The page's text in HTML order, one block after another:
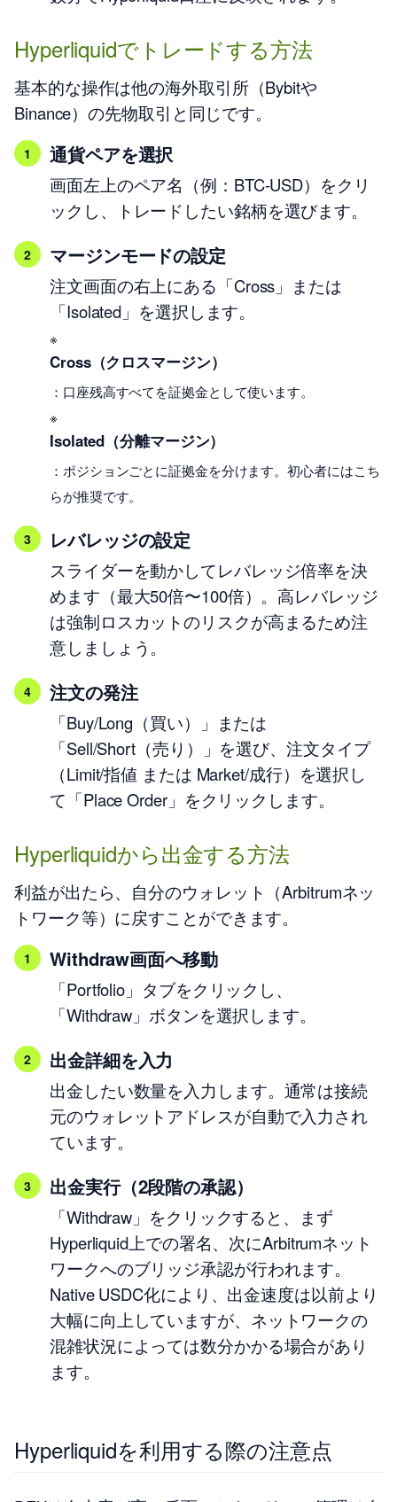
Hyperliquidでトレードする方法
基本的な操作は他の海外取引所（Bybitや
Binance）の先物取引と同じです。
通貨ペアを選択
画面左上のペア名（例：BTC-USD）をクリ
ックし、トレードしたい銘柄を選びます。
マージンモードの設定
注文画面の右上にある「Cross」または
「Isolated」を選択します。
※
Cross（クロスマージン）
：口座残高すべてを証拠金として使います。
※
Isolated（分離マージン）
：ポジションごとに証拠金を分けます。初心者にはこち
らが推奨です。
レバレッジの設定
スライダーを動かしてレバレッジ倍率を決
めます（最大50倍〜100倍）。高レバレッジ
は強制ロスカットのリスクが高まるため注
意しましょう。
注文の発注
「Buy/Long（買い）」または
「Sell/Short（売り）」を選び、注文タイプ
（Limit/指値 または Market/成行）を選択し
て「Place Order」をクリックします。
Hyperliquidから出金する方法
利益が出たら、自分のウォレット（Arbitrumネッ
トワーク等）に戻すことができます。
Withdraw画面へ移動
「Portfolio」タブをクリックし、
「Withdraw」ボタンを選択します。
出金詳細を入力
出金したい数量を入力します。通常は接続
元のウォレットアドレスが自動で入力され
ています。
出金実行（2段階の承認）
「Withdraw」をクリックすると、まず
Hyperliquid上での署名、次にArbitrumネット
ワークへのブリッジ承認が行われます。
Native USDC化により、出金速度は以前より
大幅に向上していますが、ネットワークの
混雑状況によっては数分かかる場合があり
ます。
Hyperliquidを利用する際の注意点